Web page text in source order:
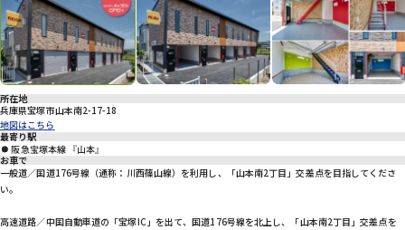
所在地
兵庫県宝塚市山本南2-17-18
地図はこちら
最寄り駅
阪急宝塚本線 『山本』
お車で
一般道／国道176号線（通称：川西篠山線）を利用し、「山本南2丁目」交差点を目指してくださ
い。
高速道路／中国自動車道の「宝塚IC」を出て、国道176号線を北上し、「山本南2丁目」交差点を